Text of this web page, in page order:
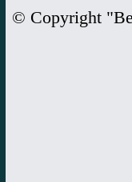
© Copyright